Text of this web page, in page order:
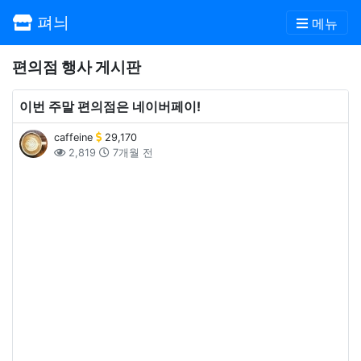
펴늬 메뉴
편의점 행사 게시판
이번 주말 편의점은 네이버페이!
caffeine
29,170
2,819
7개월 전